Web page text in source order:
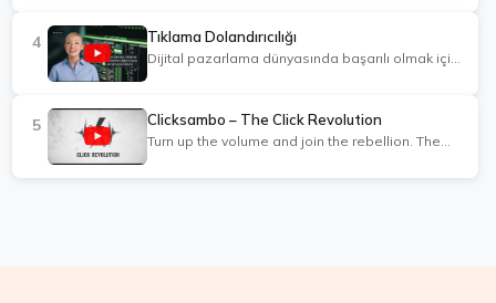
4 Tıklama Dolandırıcılığı
Dijital pazarlama dünyasında başarılı olmak için
tıklamalarla mücadele etmek zorundasınız. İşte
bu noktada ClickSambo devreye giriyor!
ClickSambo, gelişmiş algoritmaları ve makine
5 Clicksambo – The Click Revolution
Turn up the volume and join the rebellion. The